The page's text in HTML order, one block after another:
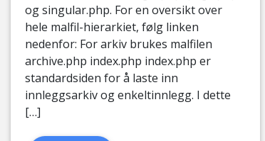
og singular.php. For en oversikt over
hele malfil-hierarkiet, følg linken
nedenfor: For arkiv brukes malfilen
archive.php index.php index.php er
standardsiden for å laste inn
innleggsarkiv og enkeltinnlegg. I dette
[…]